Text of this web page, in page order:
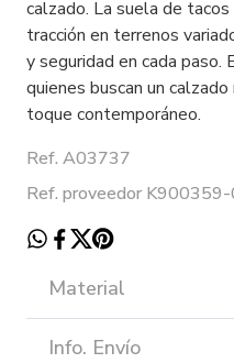
calzado. La suela de
tracción en terrenos
y seguridad en cada
quienes buscan un
toque contemporáneo.
Ref. A03737
Ref. proveedor
Material
Info. Envío